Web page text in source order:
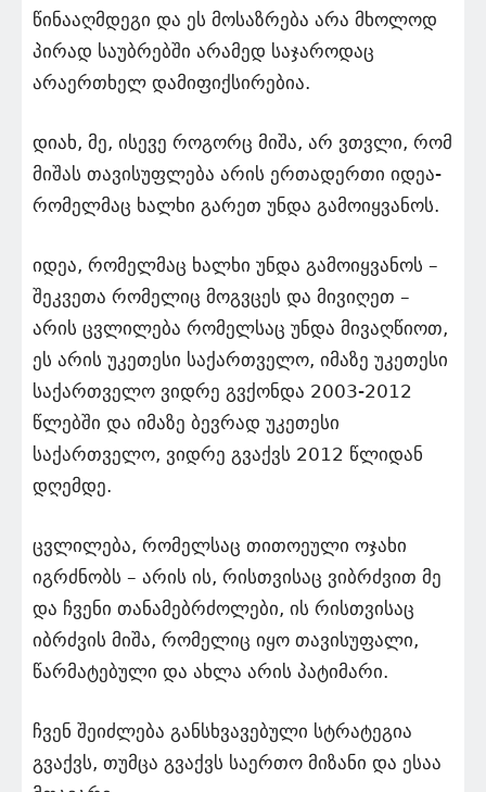
წინააღმდეგი და ეს მოსაზრება არა მხოლოდ
პირად საუბრებში არამედ საჯაროდაც
არაერთხელ დამიფიქსირებია.
დიახ, მე, ისევე როგორც მიშა, არ ვთვლი, რომ
მიშას თავისუფლება არის ერთადერთი იდეა-
რომელმაც ხალხი გარეთ უნდა გამოიყვანოს.
იდეა, რომელმაც ხალხი უნდა გამოიყვანოს –
შეკვეთა რომელიც მოგვცეს და მივიღეთ –
არის ცვლილება რომელსაც უნდა მივაღწიოთ,
ეს არის უკეთესი საქართველო, იმაზე უკეთესი
საქართველო ვიდრე გვქონდა 2003-2012
წლებში და იმაზე ბევრად უკეთესი
საქართველო, ვიდრე გვაქვს 2012 წლიდან
დღემდე.
ცვლილება, რომელსაც თითოეული ოჯახი
იგრძნობს – არის ის, რისთვისაც ვიბრძვით მე
და ჩვენი თანამებრძოლები, ის რისთვისაც
იბრძვის მიშა, რომელიც იყო თავისუფალი,
წარმატებული და ახლა არის პატიმარი.
ჩვენ შეიძლება განსხვავებული სტრატეგია
გვაქვს, თუმცა გვაქვს საერთო მიზანი და ესაა